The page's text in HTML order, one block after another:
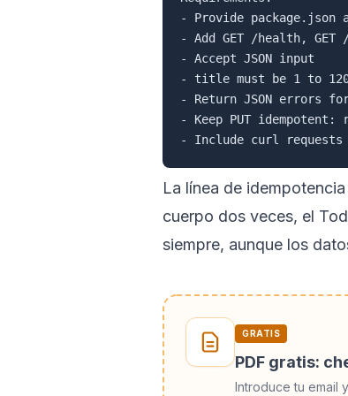
- Provide package.json
- Add GET /health,
- Accept JSON input
- title must be 1 to 120
- Return JSON errors
- Keep PUT
La línea de
cuerpo dos veces, el
siempre, aunque los
GRATIS
PDF gratis:
Introduce tu email